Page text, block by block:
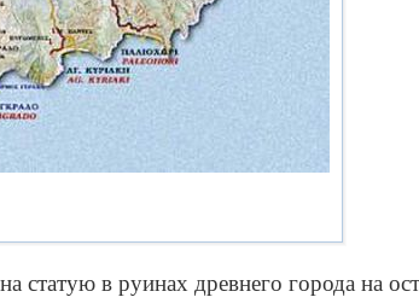
статую в руинах древнего города на